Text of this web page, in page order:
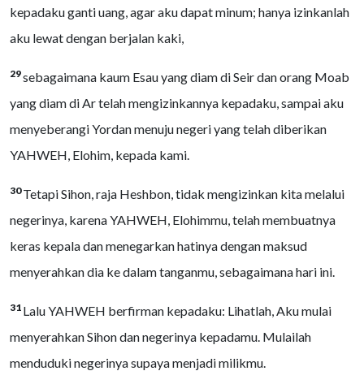
kepadaku ganti uang, agar aku dapat minum; hanya izinkanlah
aku lewat dengan berjalan kaki,
29sebagaimana kaum Esau yang diam di Seir dan orang Moab
yang diam di Ar telah mengizinkannya kepadaku, sampai aku
menyeberangi Yordan menuju negeri yang telah diberikan
YAHWEH, Elohim, kepada kami.
30Tetapi Sihon, raja Heshbon, tidak mengizinkan kita melalui
negerinya, karena YAHWEH, Elohimmu, telah membuatnya
keras kepala dan menegarkan hatinya dengan maksud
menyerahkan dia ke dalam tanganmu, sebagaimana hari ini.
31 Lalu YAHWEH berfirman kepadaku: Lihatlah, Aku mulai
menyerahkan Sihon dan negerinya kepadamu. Mulailah
menduduki negerinya supaya menjadi milikmu.